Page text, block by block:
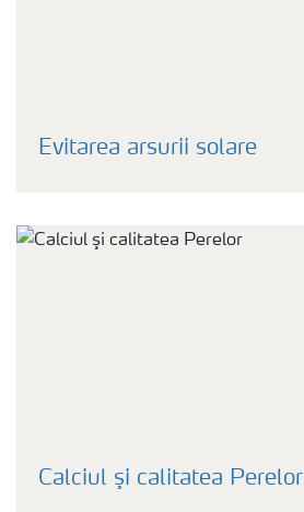
Evitarea arsurii solare
Calciul şi calitatea Perelor